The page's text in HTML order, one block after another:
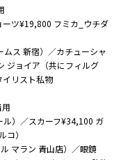
ツ¥19,800 フミカ_ウチダ
ス 新宿）／カチューシャ
ジョイア（共にフィルグ
リスト私物
ル）／スカーフ¥34,100 ガ
コ）
マラン 青山店）／眼鏡